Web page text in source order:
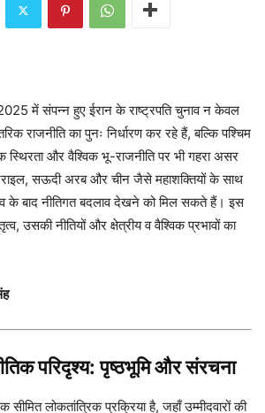
में संपन्न हुए ईरान के राष्ट्रपति चुनाव न केवल
राजनीति का पुनः निर्धारण कर रहे हैं, बल्कि पश्चिम
स्थिरता और वैश्विक भू-राजनीति पर भी गहरा असर
सऊदी अरब और चीन जैसे महाशक्तियों के साथ
के बाद नीतिगत बदलाव देखने को मिल सकते हैं। इस
उसकी नीतियों और क्षेत्रीय व वैश्विक प्रभावों का
परिदृश्य: पृष्ठभूमि और संरचना
सीमित लोकतांत्रिक प्रक्रिया है, जहाँ उम्मीदवारों की